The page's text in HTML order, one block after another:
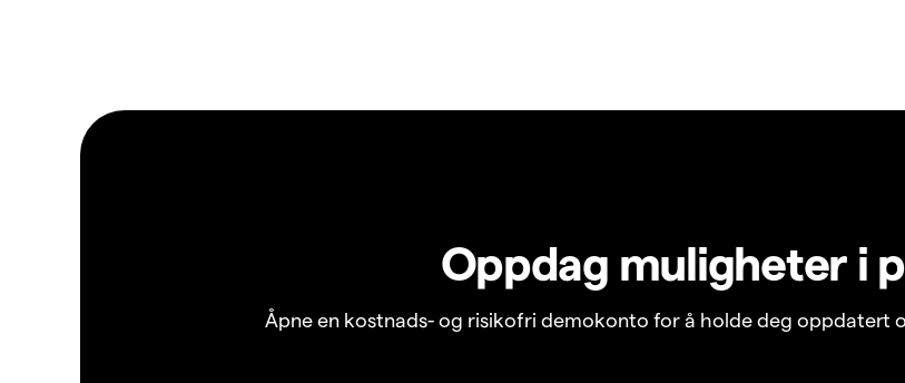
Oppdag muligheter i
Åpne en kostnads- og risikofri demokonto for å holde deg oppdatert